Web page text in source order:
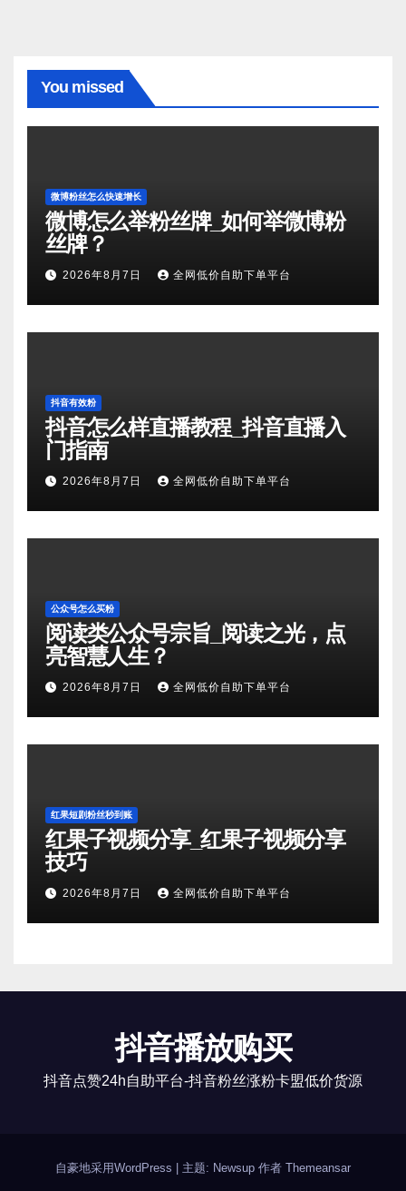
You missed
微博粉丝怎么快速增长
微博怎么举粉丝牌_如何举微博粉
丝牌？
2026年8月7日 全网低价自助下单平台
抖音有效粉
抖音怎么样直播教程_抖音直播入
门指南
2026年8月7日 全网低价自助下单平台
公众号怎么买粉
阅读类公众号宗旨_阅读之光，点
亮智慧人生？
2026年8月7日 全网低价自助下单平台
红果短剧粉丝秒到账
红果子视频分享_红果子视频分享
技巧
2026年8月7日 全网低价自助下单平台
抖音播放购买
抖音点赞24h自助平台-抖音粉丝涨粉卡盟低价货源
自豪地采用WordPress | 主题: Newsup 作者 Themeansar